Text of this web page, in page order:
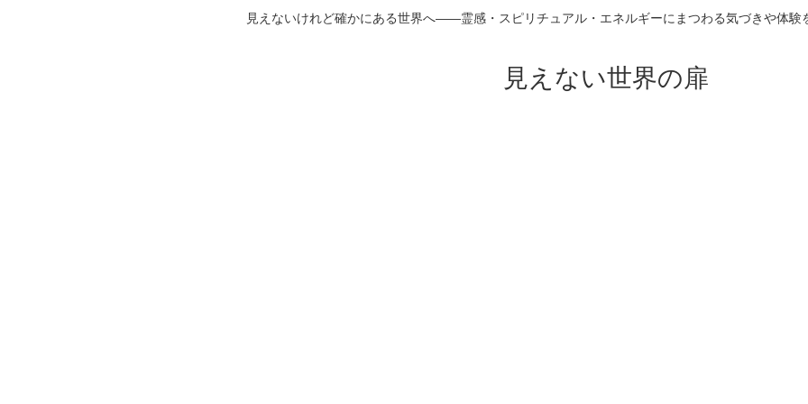
見えないけれど確かにある世界へ――霊感・スピリチュアル・エネルギーにまつわる気づきや体験
見えない世界の扉